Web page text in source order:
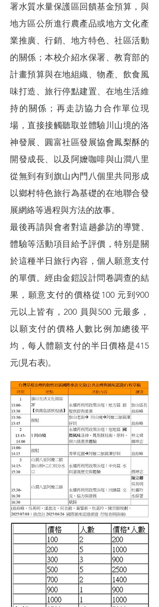
署水質水量保護區回饋基金預算，與
地方區公所進行農產品或地方文化產
業推廣、行銷、地方特色、社區活動
的關係；本校介紹水保署、教育部的
計畫預算與在地組織、物產、飲食風
味打造、旅行停點建置、在地生活維
持的關係；再走訪協力合作單位現
場，直接接觸聽取並體驗川山境的洛
神發展、圓富社區發展協會鳳梨酥的
開發成長、以及阿嬤咖啡與山澗八里
從無到有到旗山內門八個里共同形成
以鄉村特色旅行為基礎的在地聯合發
展網絡等過程與方法的故事。
最後再請與會者對這趟參訪的導覽、
體驗等活動項目給予評價，特別是關
於這種半日旅行內容，個人願意支付
的單價。經由金鎧設計問卷調查的結
果，願意支付的價格從100 元到900
元以上皆有，200 員與500 元最多，
以願支付的價格人數比例加總後平
均，每人體願支付的半日價格是415
元(見右表)。